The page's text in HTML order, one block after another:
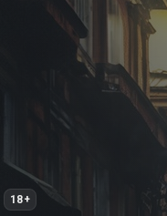
18+